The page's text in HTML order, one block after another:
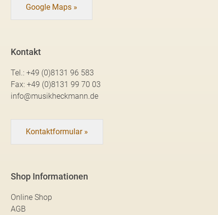
Google Maps »
Kontakt
Tel.:+49 (0)8131 96 583
Fax:+49 (0)8131 99 70 03
info@musikheckmann.de
Kontaktformular »
Shop Informationen
Online Shop
AGB